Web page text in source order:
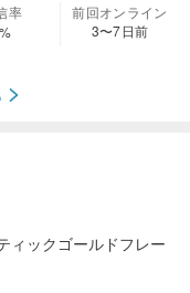
率
前回オンライン
3〜7日前
ィックゴールドフレー